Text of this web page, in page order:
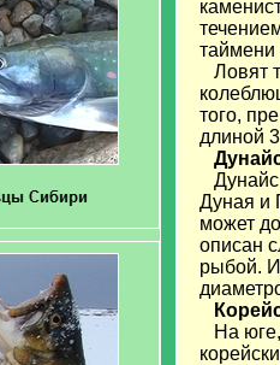
таймени
Ловят
того,
длиной
Дуная и
может
описан
рыбой.
На юге,